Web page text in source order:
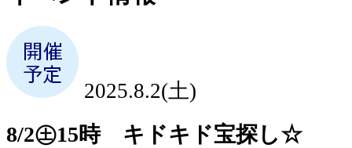
2025.8.2(土)
8/2㊏15時 キドキド宝探し☆